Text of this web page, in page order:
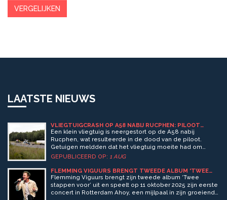
VERGELIJKEN
LAATSTE NIEUWS
VLIEGTUIGCRASH OP A58 NABIJ RUCPHEN: PILOOT
OVERLEDEN NA NOODLOTTIGE CRASH
Een klein vliegtuig is neergestort op de A58 nabij
Rucphen, wat resulteerde in de dood van de piloot.
Getuigen meldden dat het vliegtuig moeite had om
hoogte te behouden voordat het neerstortte.
ter plekke dood verklaard. Het incident veroorzaakte
verkeershinder, en de politie sluit delen van de snelweg
af om het ongeluk te onderzoeken.
GEPUBLICEERD OP: 1 AUG
FLEMMING VIGUURS BRENGT TWEEDE ALBUM 'TWEE
STAPPEN VOOR' UIT EN SPEELT EERSTE AHOY-CONCERT
Flemming Viguurs brengt zijn tweede album ‘Twee
stappen voor’ uit en speelt op 11 oktober 2025 zijn eerste
concert in Rotterdam Ahoy, een mijlpaal in zijn groeiende